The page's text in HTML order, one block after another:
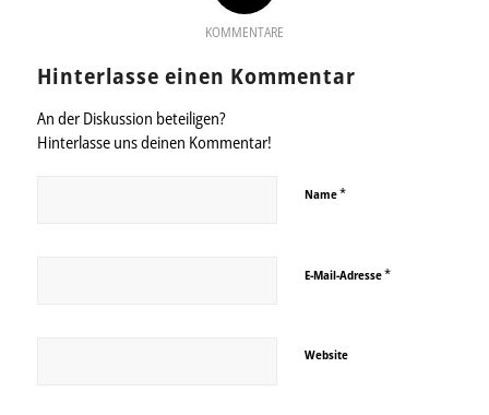
KOMMENTARE
Hinterlasse einen Kommentar
An der Diskussion beteiligen?
Hinterlasse uns deinen Kommentar!
Name*
E-Mail-Adresse*
Website